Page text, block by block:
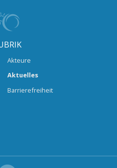
Akteure
Aktuelles
Barrierefreiheit